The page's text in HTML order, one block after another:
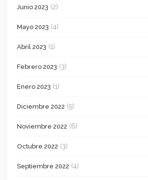
Junio 2023 (2)
Mayo 2023 (4)
Abril 2023 (1)
Febrero 2023 (3)
Enero 2023 (1)
Diciembre 2022 (5)
Noviembre 2022 (6)
Octubre 2022 (3)
Septiembre 2022 (4)